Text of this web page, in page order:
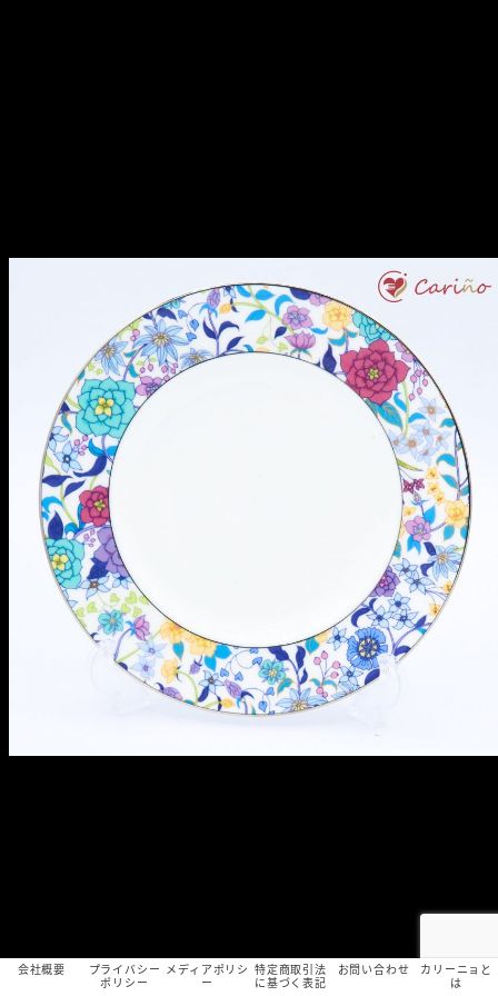
会社概要
プライバシー
ポリシー
メディアポリシ
ー
特定商取引法
に基づく表記
お問い合わせ
カリーニョと
は